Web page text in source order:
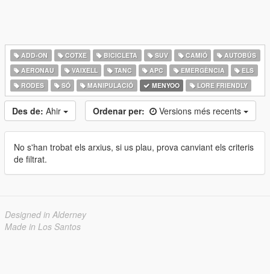
ADD-ON COTXE BICICLETA SUV CAMIÓ
AUTOBÚS
AERONAU
VAIXELL TANC APC EMERGÈNCIA
ELS
RODES
SÓ MANIPULACIÓ MENYOO LORE FRIENDLY
Des de: Ahir Ordenar per: Versions més recents
No s'han trobat els arxius, si us plau, prova canviant els criteris
de filtrat.
Designed in Alderney
Made in Los Santos